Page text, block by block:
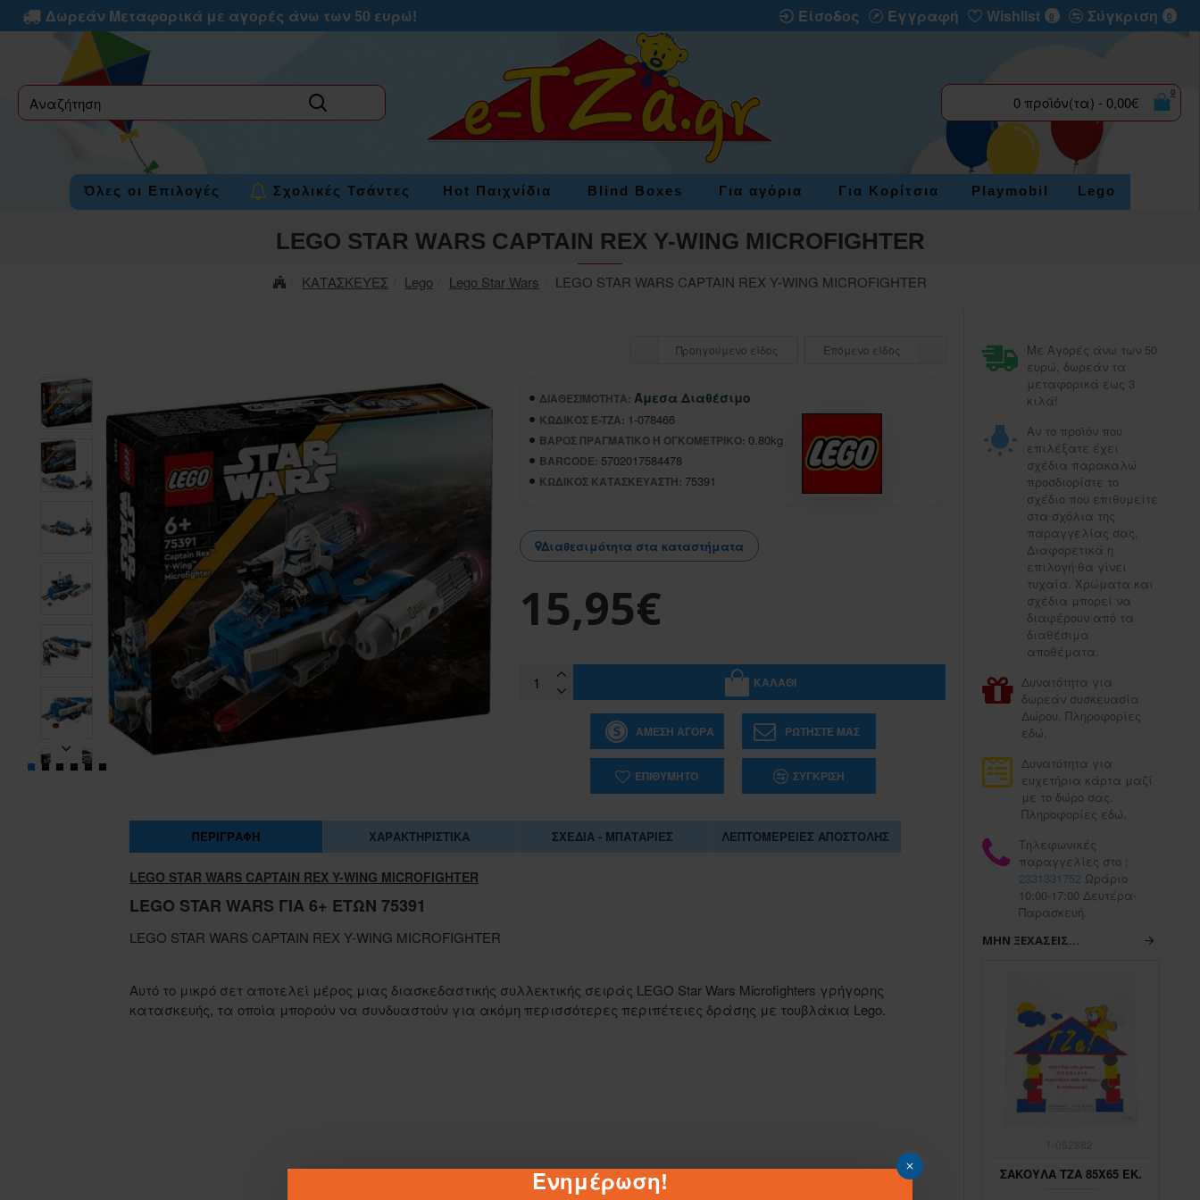
Ενημέρωση!
Δωρεάν Μεταφορικά με αγορές άνω των 50 ευρώ! Είσοδος Εγγραφή Wishlist 0 Σύγκριση 0
label 0 προϊόν(τα) - 0,00€
0
Όλες οι Επιλογές Σχολικές Τσάντες Hot Παιχνίδια Blind Boxes Για αγόρια Για Κορίτσια Playmobil Lego
ΚΑΤΑΣΚΕΥΕΣ Lego Lego Star Wars LEGO STAR WARS CAPTAIN REX Y-WING MICROFIGHTER
LEGO STAR WARS CAPTAIN REX Y-WING MICROFIGHTER
Προηγούμενο είδος Επόμενο είδος
ΔΙΑΘΕΣΙΜΌΤΗΤΑ: Άμεσα Διαθέσιμο
ΚΩΔΙΚΌΣ E-TZA: 1-078466
ΒΆΡΟΣ ΠΡΑΓΜΑΤΙΚΌ Ή ΟΓΚΟΜΕΤΡΙΚΌ: 0.80kg
BARCODE: 5702017584478
ΚΩΔΙΚΌΣ ΚΑΤΑΣΚΕΥΑΣΤΉ: 75391
Διαθεσιμότητα στα καταστήματα
15,95€
ΚΑΛΆΘΙ
ΆΜΕΣΗ ΑΓΟΡΆ ΡΩΤΉΣΤΕ ΜΑΣ
ΕΠΙΘΥΜΗΤΌ ΣΎΓΚΡΙΣΗ
ΠΕΡΙΓΡΑΦΉ ΧΑΡΑΚΤΗΡΙΣΤΙΚΆ ΣΧΈΔΙΑ - ΜΠΑΤΑΡΊΕΣ ΛΕΠΤΟΜΈΡΕΙΕΣ ΑΠΟΣΤΟΛΉΣ
LEGO STAR WARS CAPTAIN REX Y-WING MICROFIGHTER
LEGO STAR WARS ΓΙΑ 6+ ΕΤΏΝ 75391
LEGO STAR WARS CAPTAIN REX Y-WING MICROFIGHTER
Αυτό το μικρό σετ αποτελεί μέρος μιας διασκεδαστικής συλλεκτικής σειράς LEGO Star Wars Microfighters γρήγορης
κατασκευής, τα οποία μπορούν να συνδυαστούν για ακόμη περισσότερες περιπέτειες δράσης με τουβλάκια Lego.
Με Αγορές άνω των 50
ευρώ, δωρεάν τα
μεταφορικά εως 3
κιλά!
Αν το προϊόν που
επιλέξατε έχει
σχέδια παρακαλώ
προσδιορίστε το
σχέδιο που επιθυμείτε
στα σχόλια της
παραγγελίας σας,
Διαφορετικά η
επιλογή θα γίνει
τυχαία. Χρώματα και
σχέδια μπορεί να
διαφέρουν από τα
διαθέσιμα
αποθέματα.
Δυνατότητα για
δωρεάν συσκευασία
Δώρου. Πληροφορίες
εδώ.
Δυνατότητα για
ευχετήρια κάρτα μαζί
με το δώρο σας.
Πληροφορίες εδώ.
Τηλεφωνικές
παραγγελίες στο :
2331331752 Ωράριο
10:00-17:00 Δευτέρα-
Παρασκευή.
ΜΗΝ ΞΕΧΆΣΕΙΣ...
ΣΑΚΟΥΛΑ ΤΖΑ 45Χ55 ΕΚ. ΣΑΚΟΥΛΑ ΤΖΑ 45Χ65 ΕΚ. ΣΑΚΟΥΛΑ ΤΖΑ 85Χ65 ΕΚ.